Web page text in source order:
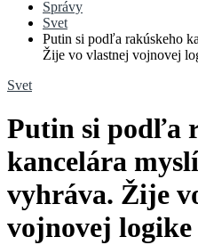
Správy
Svet
Putin si podľa rakúskeho
Žije vo vlastnej vojnovej
Svet
Putin si podľa
kancelára
vyhráva. Žije
vojnovej logike